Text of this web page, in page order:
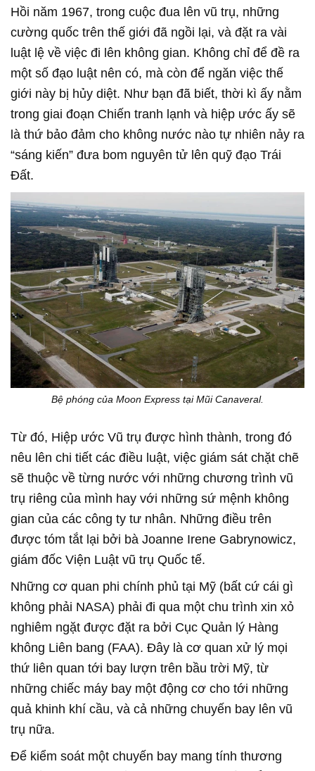
Hồi năm 1967, trong cuộc đua lên vũ trụ, những
cường quốc trên thế giới đã ngồi lại, và đặt ra vài
luật lệ về việc đi lên không gian. Không chỉ để đề ra
một số đạo luật nên có, mà còn để ngăn việc thế
giới này bị hủy diệt. Như bạn đã biết, thời kì ấy nằm
trong giai đoạn Chiến tranh lạnh và hiệp ước ấy sẽ
là thứ bảo đảm cho không nước nào tự nhiên nảy ra
“sáng kiến” đưa bom nguyên tử lên quỹ đạo Trái
Đất.
Bệ phóng của Moon Express tại Mũi Canaveral.
Từ đó, Hiệp ước Vũ trụ được hình thành, trong đó
nêu lên chi tiết các điều luật, việc giám sát chặt chẽ
sẽ thuộc về từng nước với những chương trình vũ
trụ riêng của mình hay với những sứ mệnh không
gian của các công ty tư nhân. Những điều trên
được tóm tắt lại bởi bà Joanne Irene Gabrynowicz,
giám đốc Viện Luật vũ trụ Quốc tế.
Những cơ quan phi chính phủ tại Mỹ (bất cứ cái gì
không phải NASA) phải đi qua một chu trình xin xỏ
nghiêm ngặt được đặt ra bởi Cục Quản lý Hàng
không Liên bang (FAA). Đây là cơ quan xử lý mọi
thứ liên quan tới bay lượn trên bầu trời Mỹ, từ
những chiếc máy bay một động cơ cho tới những
quả khinh khí cầu, và cả những chuyến bay lên vũ
trụ nữa.
Để kiểm soát một chuyến bay mang tính thương